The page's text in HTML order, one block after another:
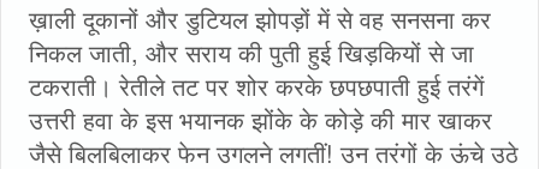
ख़ाली दूकानों और डुटियल झोपड़ों में से वह सनसना कर
निकल जाती, और सराय की पुती हुई खिड़कियों से जा
टकराती। रेतीले तट पर शोर करके छपछपाती हुई तरंगें
उत्तरी हवा के इस भयानक झोंके के कोड़े की मार खाकर
जैसे बिलबिलाकर फेन उगलने लगतीं! उन तरंगों के ऊंचे उठे